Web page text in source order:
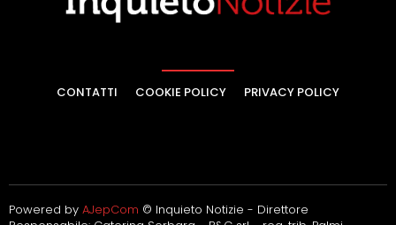
CONTATTI COOKIE POLICY PRIVACY POLICY
Powered by AJepCom © Inquieto Notizie - Direttore